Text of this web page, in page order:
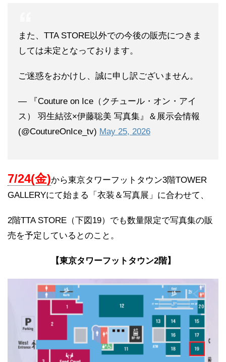
また、TTA STORE以外での今後の販売につきま
しては未定となっております。
ご迷惑をおかけし、誠に申し訳ございません。
— 『Couture on Ice（クチュール・オン・アイ
ス） 羽生結弦×伊藤聡美 写真集』＆展示会情報
(@CoutureOnIce_tv) May 25, 2026
7/24(金)から東京タワーフットタウン3階TOWER
GALLERYにて始まる「衣装＆写真展」に合わせて、
2階TTA STORE（下図19）でも数量限定で写真集の販
売を予定しているとのこと。
【東京タワーフットタウン2階】